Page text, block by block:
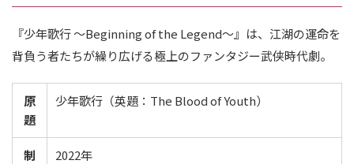
『少年歌行 ～Beginning of the Legend～』は、江湖の運命を
背負う者たちが繰り広げる極上のファンタジー武侠時代劇。
原
題
少年歌行（英題：The Blood of Youth）
制
2022年